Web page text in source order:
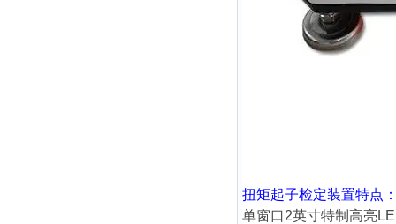
扭矩起子检定装置特点
单窗口2英寸特制高亮